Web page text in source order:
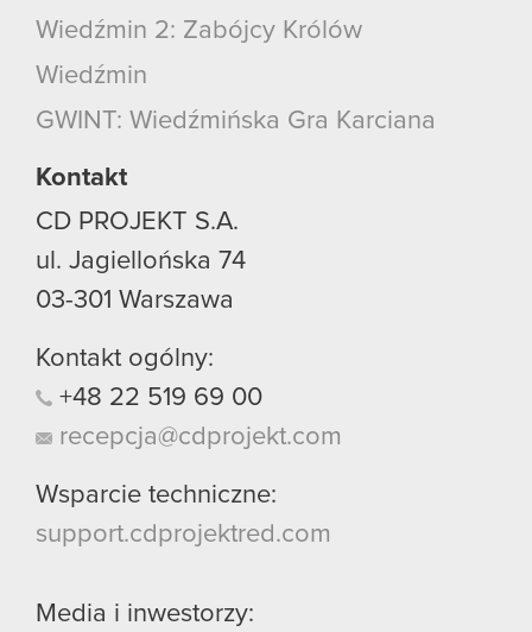
Wiedźmin 2: Zabójcy Królów
Wiedźmin
GWINT: Wiedźmińska Gra Karciana
Kontakt
CD PROJEKT S.A.
ul. Jagiellońska 74
03-301 Warszawa
Kontakt ogólny:
+48 22 519 69 00
recepcja@cdprojekt.com
Wsparcie techniczne:
support.cdprojektred.com
Media i inwestorzy: